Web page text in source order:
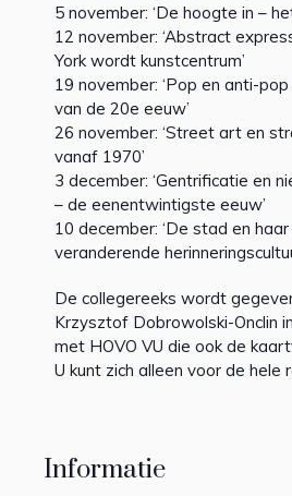
Informatie
5 november: ‘De hoogte in –
12 november: ‘Abstract
York wordt kunstcentrum’
19 november: ‘Pop en anti-
van de 20e eeuw’
26 november: ‘Street art en
vanaf 1970’
3 december: ‘Gentrificatie en
– de eenentwintigste eeuw’
10 december: ‘De stad en
veranderende
De collegereeks wordt
Krzysztof Dobrowolski-Onclin
met HOVO VU die ook de
U kunt zich alleen voor de hele